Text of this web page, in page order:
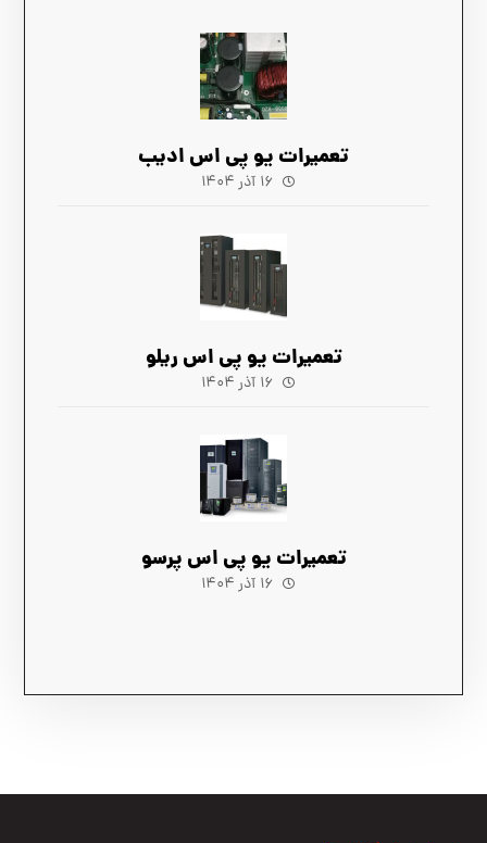
تعمیرات یو پی اس ادیب
۱۶ آذر ۱۴۰۴
تعمیرات یو پی اس ریلو
۱۶ آذر ۱۴۰۴
تعمیرات یو پی اس پرسو
۱۶ آذر ۱۴۰۴